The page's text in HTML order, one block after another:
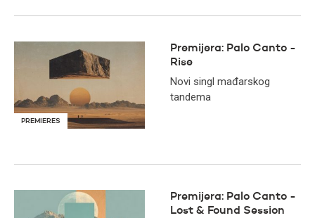
PREMIERES
Premijera: Palo Canto -
Rise
Novi singl mađarskog
tandema
Premijera: Palo Canto -
Lost & Found Session